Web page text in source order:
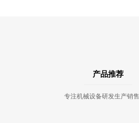
产品推荐
专注机械设备研发生产销